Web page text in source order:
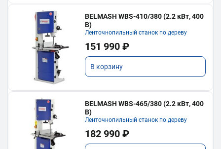
BELMASH WBS-410/380 (2.2 кВт, 400
В)
Ленточнопильный станок по дереву
151 990 ₽
В корзину
BELMASH WBS-465/380 (2.2 кВт, 400
В)
Ленточнопильный станок по дереву
182 990 ₽